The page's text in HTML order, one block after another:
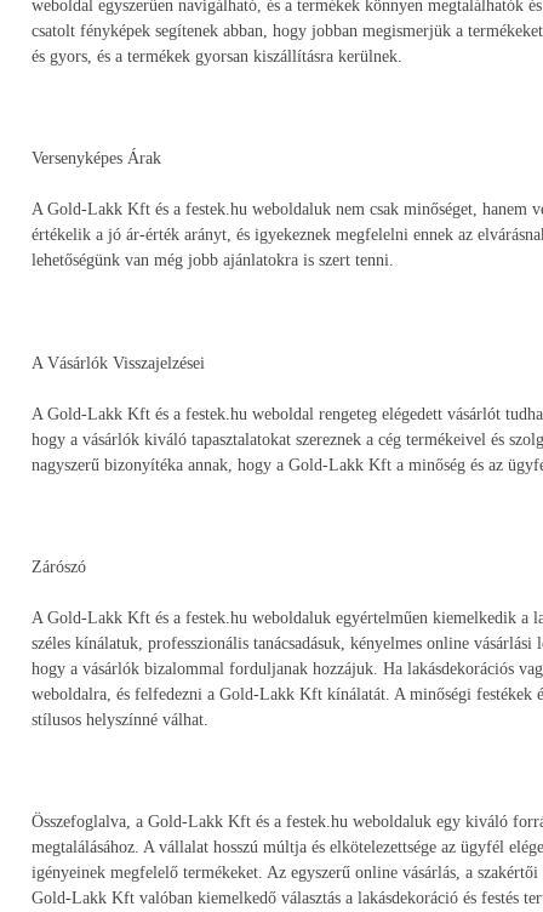
weboldal egyszerűen navigálható, és a termékek könnyen megtalálhatók
csatolt fényképek segítenek abban, hogy jobban megismerjük a
és gyors, és a termékek gyorsan kiszállításra kerülnek.
Versenyképes Árak
A Gold-Lakk Kft és a festek.hu weboldaluk nem csak minőséget, hanem
értékelik a jó ár-érték arányt, és igyekeznek megfelelni ennek az
lehetőségünk van még jobb ajánlatokra is szert tenni.
A Vásárlók Visszajelzései
A Gold-Lakk Kft és a festek.hu weboldal rengeteg elégedett vásárlót
hogy a vásárlók kiváló tapasztalatokat szereznek a cég termékeivel és
nagyszerű bizonyítéka annak, hogy a Gold-Lakk Kft a minőség és az
Zárószó
A Gold-Lakk Kft és a festek.hu weboldaluk egyértelműen kiemelkedik a
széles kínálatuk, professzionális tanácsadásuk, kényelmes online
hogy a vásárlók bizalommal forduljanak hozzájuk. Ha lakásdekorációs
weboldalra, és felfedezni a Gold-Lakk Kft kínálatát. A minőségi festékek
stílusos helyszínné válhat.
Összefoglalva, a Gold-Lakk Kft és a festek.hu weboldaluk egy kiváló
megtalálásához. A vállalat hosszú múltja és elkötelezettsége az ügyfél
igényeinek megfelelő termékeket. Az egyszerű online vásárlás, a
Gold-Lakk Kft valóban kiemelkedő választás a lakásdekoráció és festés